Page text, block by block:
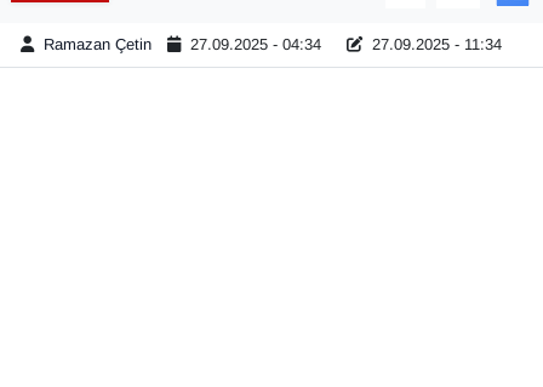
Ramazan Çetin 27.09.2025 - 04:34 27.09.2025 - 11:34
Emlak